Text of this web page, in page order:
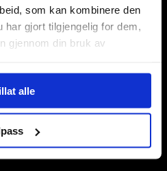
som kan kombinere den
har gjort tilgjengelig for dem,
gjennom din bruk av
alle